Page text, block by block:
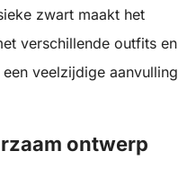
zwart maakt het
verschillende outfits en
veelzijdige aanvulling
ontwerp